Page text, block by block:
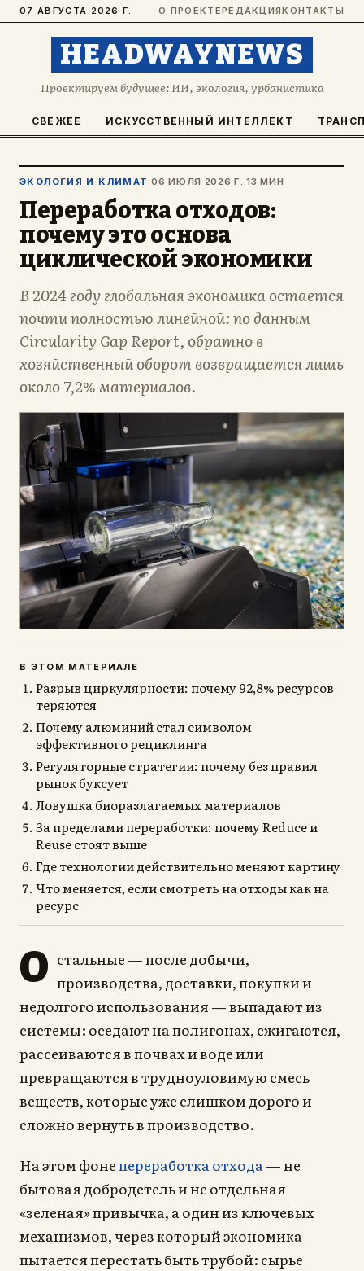
07 АВГУСТА 2026 Г. О ПРОЕКТЕРЕДАКЦИЯКОНТАКТЫ
HEADWAYNEWS
Проектируем будущее: ИИ, экология, урбанистика
СВЕЖЕЕ ИСКУССТВЕННЫЙ ИНТЕЛЛЕКТ
ЭКОЛОГИЯ И КЛИМАТ ·06 ИЮЛЯ 2026 Г. ·13 МИН
Переработка отходов:
почему это основа
циклической экономики
В 2024 году глобальная экономика остается
почти полностью линейной: по данным
Circularity Gap Report, обратно в
хозяйственный оборот возвращается лишь
около 7,2% материалов.
В ЭТОМ МАТЕРИАЛЕ
Разрыв циркулярности: почему 92,8% ресурсов
теряются
Почему алюминий стал символом
эффективного рециклинга
Регуляторные стратегии: почему без правил
рынок буксует
Ловушка биоразлагаемых материалов
За пределами переработки: почему Reduce и
Reuse стоят выше
Где технологии действительно меняют картину
Что меняется, если смотреть на отходы как на
ресурс
О стальные — после добычи,
производства, доставки, покупки и
недолгого использования — выпадают из
системы: оседают на полигонах, сжигаются,
рассеиваются в почвах и воде или
превращаются в трудноуловимую смесь
веществ, которые уже слишком дорого и
сложно вернуть в производство.
На этом фонепереработка отхода— не
бытовая добродетель и не отдельная
«зеленая» привычка, а один из ключевых
механизмов, через который экономика
пытается перестать быть трубой: сырье